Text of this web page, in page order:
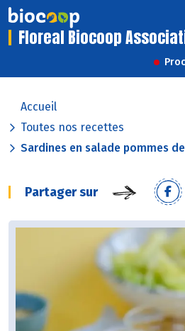
Floreal Biocoop
Accueil
Toutes nos recettes
Sardines en salade pommes
Partager sur